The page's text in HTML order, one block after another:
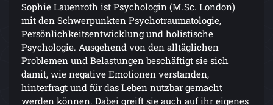
Sophie Lauenroth ist Psychologin (M.Sc. London)
mit den Schwerpunkten Psychotraumatologie,
Persönlichkeitsentwicklung und holistische
Psychologie. Ausgehend von den alltäglichen
Problemen und Belastungen beschäftigt sie sich
damit, wie negative Emotionen verstanden,
hinterfragt und für das Leben nutzbar gemacht
werden können. Dabei greift sie auch auf ihr eigenes